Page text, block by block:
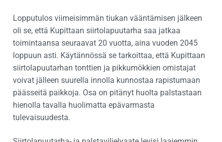
Lopputulos viimeisimmän tiukan vääntämisen jälkeen
oli se, että Kupittaan siirtolapuutarha saa jatkaa
toimintaansa seuraavat 20 vuotta, aina vuoden 2045
loppuun asti. Käytännössä se tarkoittaa, että Kupittaan
siirtolapuutarhan tonttien ja pikkumökkien omistajat
voivat jälleen suurella innolla kunnostaa rapistumaan
päässeitä paikkoja. Osa on pitänyt huolta palstastaan
hienolla tavalla huolimatta epävarmasta
tulevaisuudesta.